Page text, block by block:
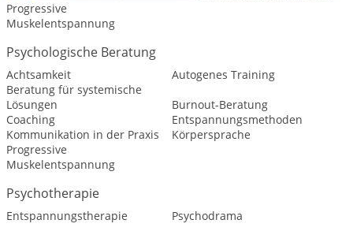
Progressive
Muskelentspannung
Psychologische Beratung
Achtsamkeit
Autogenes Training
Beratung für systemische
Lösungen
Burnout-Beratung
Coaching
Entspannungsmethoden
Kommunikation in der Praxis
Körpersprache
Progressive
Muskelentspannung
Psychotherapie
Entspannungstherapie Psychodrama